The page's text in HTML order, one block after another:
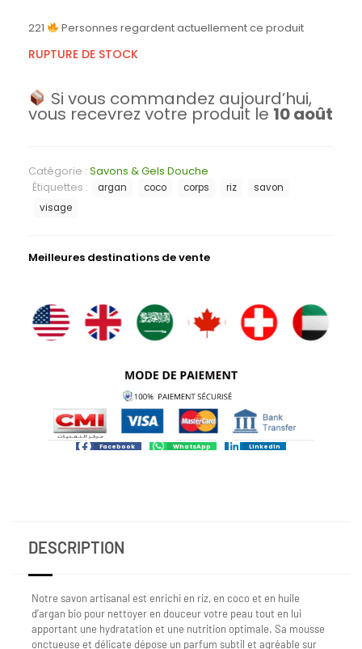
221 Personnes regardent actuellement ce produit
RUPTURE DE STOCK
Si vous commandez aujourd’hui,
vous recevrez votre produit le 10 août
Catégorie : Savons & Gels Douche
Étiquettes :
argan coco corps riz
savon
visage
Meilleures destinations de vente
Facebook WhatsApp LinkedIn
DESCRIPTION
Notre savon artisanal est enrichi en riz, en coco et en huile
d’argan bio pour nettoyer en douceur votre peau tout en lui
apportant une hydratation et une nutrition optimale. Sa mousse
onctueuse et délicate dépose un parfum subtil et agréable sur